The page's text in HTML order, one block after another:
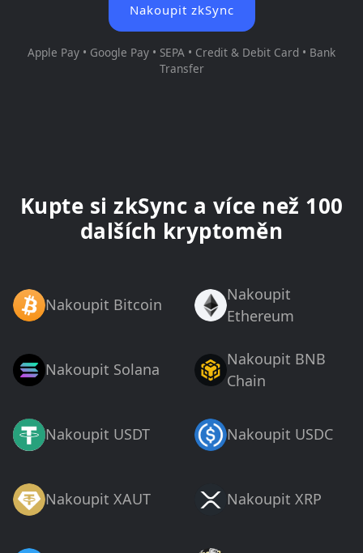
Nakoupit zkSync
Apple Pay • Google Pay • SEPA • Credit & Debit Card • Bank
Transfer
Kupte si zkSync a více než 100
dalších kryptoměn
Nakoupit Bitcoin
Nakoupit
Ethereum
Nakoupit Solana
Nakoupit BNB
Chain
Nakoupit USDT Nakoupit USDC
Nakoupit XAUT Nakoupit XRP